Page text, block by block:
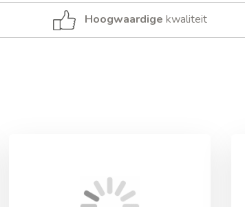
Hoogwaardige kwaliteit